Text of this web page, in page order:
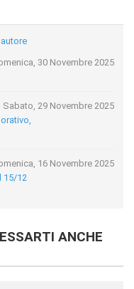
30 Novembre 2025
Sabato, 29 Novembre 2025
16 Novembre 2025
15/12
ANCHE